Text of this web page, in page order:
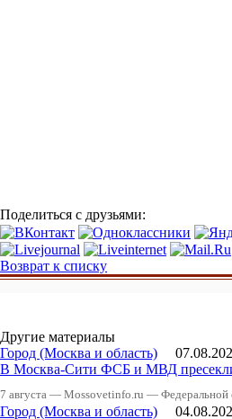
Поделиться с друзьями:
Возврат к списку
Другие материалы
Город (Москва и область)
В Москва-Сити ФСБ и МВД пресекли
7 августа — Mossovetinfo.ru — Федеральной
Город (Москва и область)